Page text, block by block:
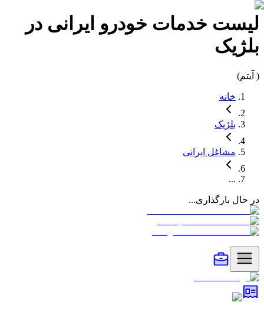
لیست خدمات خودرو ایرانی در
بلژیک
( آیتم)
خانه
بلژیک
مشاغل ایرانی
...
در حال بارگذاری...